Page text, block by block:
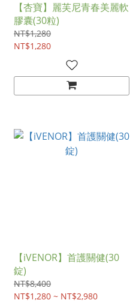
【杏寶】麗芙尼青春美麗軟
膠囊(30粒)
NT$1,280
NT$1,280
【iVENOR】首護關健(30
錠)
NT$8,400
NT$1,280 ~ NT$2,980